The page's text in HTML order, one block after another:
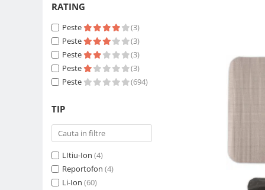
Bounce-uri, Softbox-uri
Ring-Flash Adaptor
Bracket-uri si suporti
Huse protectie blitz extern
Huse protectie filtre gel
Carduri memorie, Cititoare
Carduri memorie
Cititoare carduri
Huse protectie card memorie
RATING
Peste
(3)
Peste
(3)
Peste
(3)
Peste
(3)
Peste
(694)
TIP
LItiu-Ion (4)
Reportofon (4)
Li-Ion (60)